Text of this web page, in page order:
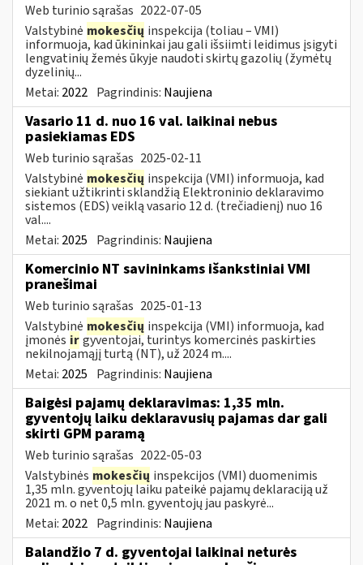
Web turinio sąrašas 2022-07-05
Valstybinė mokesčių inspekcija (toliau – VMI)
informuoja, kad ūkininkai jau gali išsiimti leidimus įsigyti
lengvatinių žemės ūkyje naudoti skirtų gazolių (žymėtų
dyzelinių...
Metai: 2022 Pagrindinis: Naujiena
Vasario 11 d. nuo 16 val. laikinai nebus
pasiekiamas EDS
Web turinio sąrašas 2025-02-11
Valstybinė mokesčių inspekcija (VMI) informuoja, kad
siekiant užtikrinti sklandžią Elektroninio deklaravimo
sistemos (EDS) veiklą vasario 12 d. (trečiadienį) nuo 16
val....
Metai: 2025 Pagrindinis: Naujiena
Komercinio NT savininkams išankstiniai VMI
pranešimai
Web turinio sąrašas 2025-01-13
Valstybinė mokesčių inspekcija (VMI) informuoja, kad
įmonės irgyventojai, turintys komercinės paskirties
nekilnojamąjį turtą (NT), už 2024 m....
Metai: 2025 Pagrindinis: Naujiena
Baigėsi pajamų deklaravimas: 1,35 mln.
gyventojų laiku deklaravusių pajamas dar gali
skirti GPM paramą
Web turinio sąrašas 2022-05-03
Valstybinės mokesčių inspekcijos (VMI) duomenimis
1,35 mln. gyventojų laiku pateikė pajamų deklaraciją už
2021 m. o net 0,5 mln. gyventojų jau paskyrė...
Metai: 2022 Pagrindinis: Naujiena
Balandžio 7 d. gyventojai laikinai neturės